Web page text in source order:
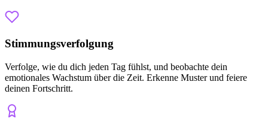
Stimmungsverfolgung
Verfolge, wie du dich jeden Tag fühlst, und beobachte dein
emotionales Wachstum über die Zeit. Erkenne Muster und feiere
deinen Fortschritt.